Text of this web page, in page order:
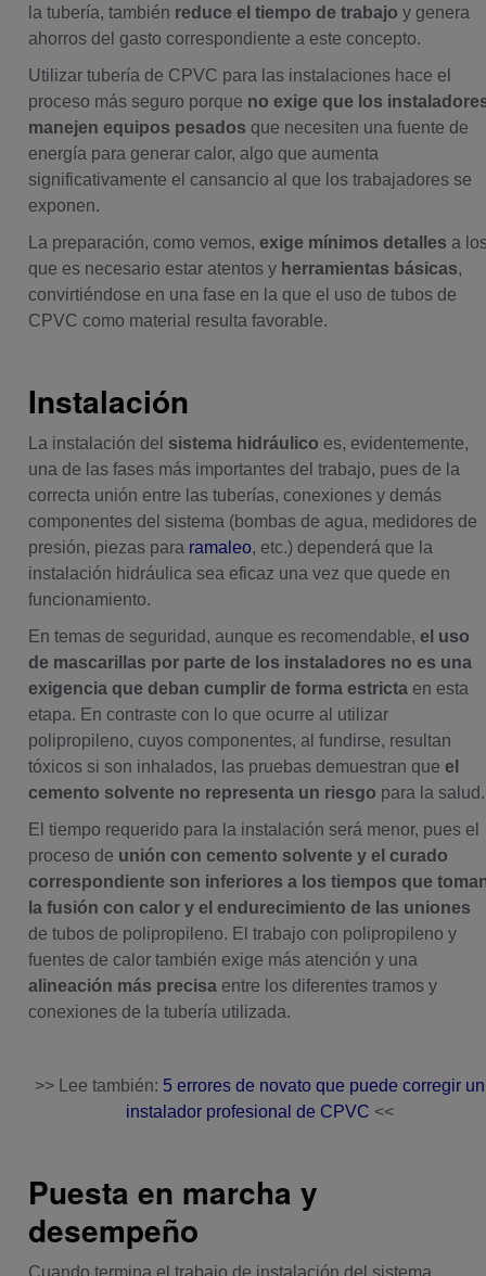
la tubería, también reduce el tiempo de trabajo y genera
ahorros del gasto correspondiente a este concepto.
Utilizar tubería de CPVC para las instalaciones hace el
proceso más seguro porque no exige que los
manejen equipos pesados que necesiten una fuente de
energía para generar calor, algo que aumenta
significativamente el cansancio al que los trabajadores se
exponen.
La preparación, como vemos,exige mínimos detalles a
que es necesario estar atentos y herramientas básicas,
convirtiéndose en una fase en la que el uso de tubos de
CPVC como material resulta favorable.
Instalación
La instalación del sistema hidráulico es, evidentemente,
una de las fases más importantes del trabajo, pues de la
correcta unión entre las tuberías, conexiones y demás
componentes del sistema (bombas de agua, medidores de
presión, piezas para ramaleo, etc.) dependerá que la
instalación hidráulica sea eficaz una vez que quede en
funcionamiento.
En temas de seguridad, aunque es recomendable,el uso
de mascarillas por parte de los instaladores no es una
exigencia que deban cumplir de forma estricta en esta
etapa. En contraste con lo que ocurre al utilizar
polipropileno, cuyos componentes, al fundirse, resultan
tóxicos si son inhalados, las pruebas demuestran queel
cemento solvente no representa un riesgo para la salud.
El tiempo requerido para la instalación será menor, pues el
proceso de unión con cemento solvente y el curado
correspondiente son inferiores a los tiempos que
la fusión con calor y el endurecimiento de las uniones
de tubos de polipropileno. El trabajo con polipropileno y
fuentes de calor también exige más atención y una
alineación más precisa entre los diferentes tramos y
conexiones de la tubería utilizada.
>> Lee también: 5 errores de novato que puede corregir un
instalador profesional de CPVC <<
Puesta en marcha y
desempeño
Cuando termina el trabajo de instalación del sistema